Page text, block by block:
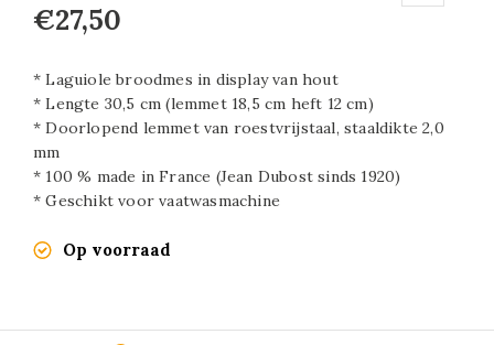
€27,50
* Laguiole broodmes in display van hout
* Lengte 30,5 cm (lemmet 18,5 cm heft 12 cm)
* Doorlopend lemmet van roestvrijstaal, staaldikte 2,0
mm
* 100 % made in France (Jean Dubost sinds 1920)
* Geschikt voor vaatwasmachine
Op voorraad